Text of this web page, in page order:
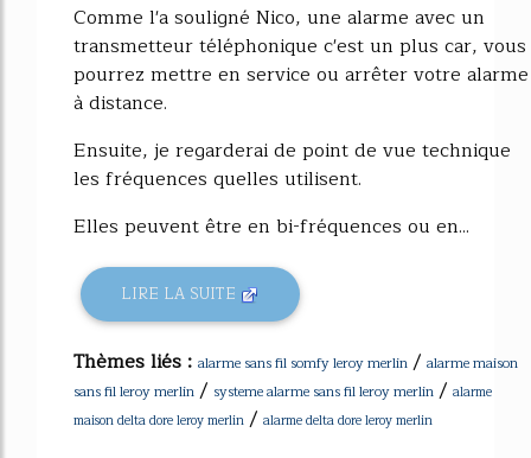
Comme l'a souligné Nico, une alarme avec un
transmetteur téléphonique c'est un plus car, vous
pourrez mettre en service ou arrêter votre alarme
à distance.
Ensuite, je regarderai de point de vue technique
les fréquences quelles utilisent.
Elles peuvent être en bi-fréquences ou en...
LIRE LA SUITE
Thèmes liés : alarme sans fil somfy leroy merlin / alarme maison
sans fil leroy merlin / systeme alarme sans fil leroy merlin / alarme
maison delta dore leroy merlin / alarme delta dore leroy merlin